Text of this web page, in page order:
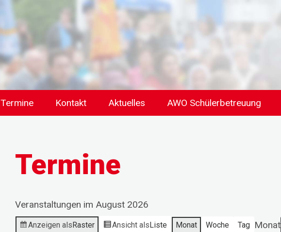
Termine Kontakt Aktuelles AWO Schülerbetreuung
Termine
Veranstaltungen im August 2026
Anzeigen alsRaster Ansicht alsListe Monat Woche Tag Monat